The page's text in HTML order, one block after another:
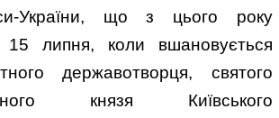
України, що з цього року
15 липня, коли вшановується
державотворця, святого
князя Київського